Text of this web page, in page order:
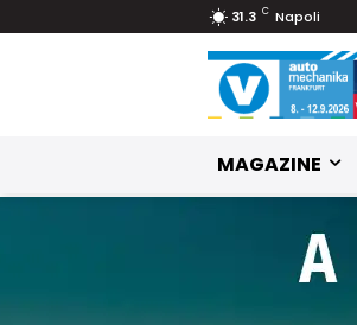
31.3 C Napoli
MAGAZINE